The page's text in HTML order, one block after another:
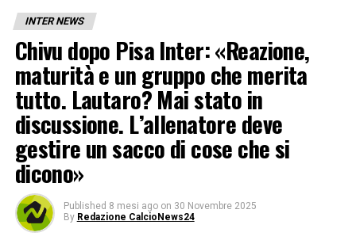
INTER NEWS
Chivu dopo Pisa Inter: «Reazione,
maturità e un gruppo che merita
tutto. Lautaro? Mai stato in
discussione. L’allenatore deve
gestire un sacco di cose che si
dicono»
Published 8 mesi ago on 30 Novembre 2025
By Redazione CalcioNews24